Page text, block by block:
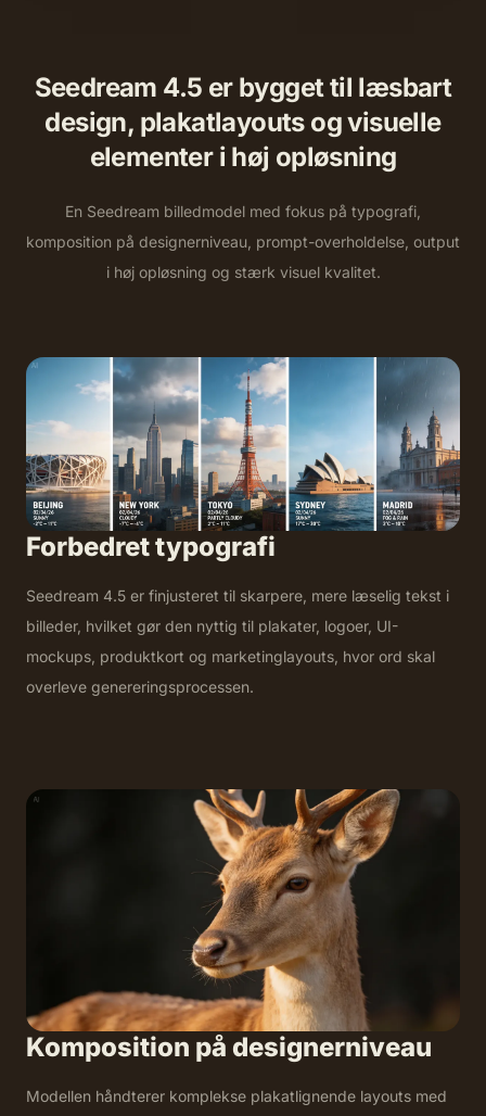
Seedream 4.5 er bygget til læsbart
design, plakatlayouts og visuelle
elementer i høj opløsning
En Seedream billedmodel med fokus på typografi,
komposition på designerniveau, prompt-overholdelse, output
i høj opløsning og stærk visuel kvalitet.
Forbedret typografi
Seedream 4.5 er finjusteret til skarpere, mere læselig tekst i
billeder, hvilket gør den nyttig til plakater, logoer, UI-
mockups, produktkort og marketinglayouts, hvor ord skal
overleve genereringsprocessen.
Komposition på designerniveau
Modellen håndterer komplekse plakatlignende layouts med